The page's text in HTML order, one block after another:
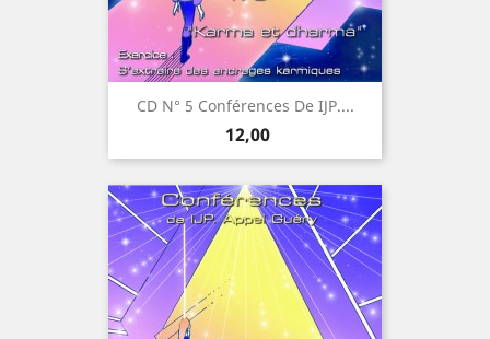
CD N° 5 Conférences De IJP....
Prijs
12,00